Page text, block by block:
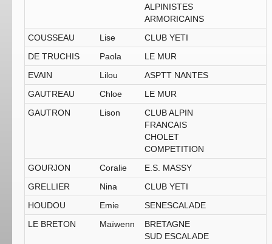
ALPINISTES
ARMORICAINS
COUSSEAU
Lise
CLUB YETI
DE TRUCHIS
Paola
LE MUR
EVAIN
Lilou
ASPTT NANTES
GAUTREAU
Chloe
LE MUR
GAUTRON
Lison
CLUB ALPIN
FRANCAIS
CHOLET
COMPETITION
GOURJON
Coralie
E.S. MASSY
GRELLIER
Nina
CLUB YETI
HOUDOU
Emie
SENESCALADE
LE BRETON
Maïwenn
BRETAGNE
SUD ESCALADE